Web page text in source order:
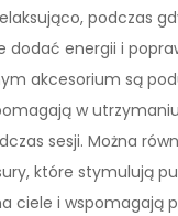
podczas
dodać energii i
akcesorium są
w
sesji. Można
które stymulują
ciele i wspomagają